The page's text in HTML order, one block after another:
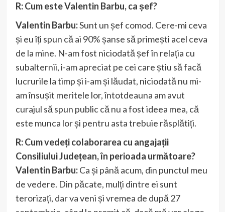
R: Cum este Valentin Barbu, ca șef?
Valentin Barbu:Sunt un șef comod. Cere-mi ceva
și eu îți spun că ai 90% șanse să primești acel ceva
de la mine. N-am fost niciodată șef în relația cu
subalternii, i-am apreciat pe cei care știu să facă
lucrurile la timp și i-am și lăudat, niciodată nu mi-
am însușit meritele lor, întotdeauna am avut
curajul să spun public că nu a fost ideea mea, că
este munca lor și pentru asta trebuie răsplătiți.
R: Cum vedeți colaborarea cu angajații
Consiliului Județean, în perioada următoare?
Valentin Barbu:Ca și până acum, din punctul meu
de vedere. Din păcate, mulți dintre ei sunt
terorizați, dar va veni și vremea de după 27